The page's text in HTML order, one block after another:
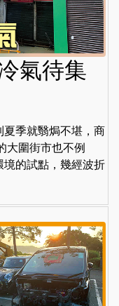
氣待集
季就翳焗不堪，商
大圍街市也不例
的試點，幾經波折